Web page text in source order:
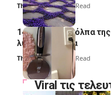
Thali Ombre7 Min Read
14 πανέξυπνα κόλπα
λύσουν τα χέρια
Thali Ombre 6 Min Read
Viral τις